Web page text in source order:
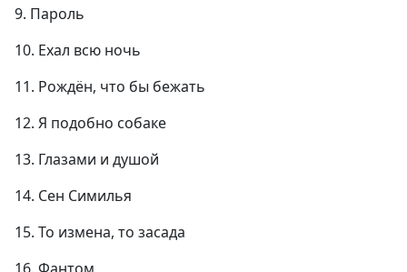
9. Пароль
10. Ехал всю ночь
11. Рождён, что бы бежать
12. Я подобно собаке
13. Глазами и душой
14. Сен Симилья
15. То измена, то засада